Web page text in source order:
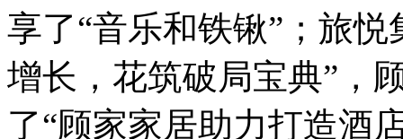
享了“音乐和铁锹”；旅
增长，花筑破局宝典”，
了“顾家家居助力打造酒